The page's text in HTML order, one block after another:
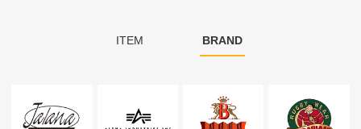
ITEM BRAND